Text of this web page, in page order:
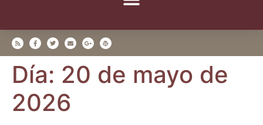
Día: 20 de mayo de
2026